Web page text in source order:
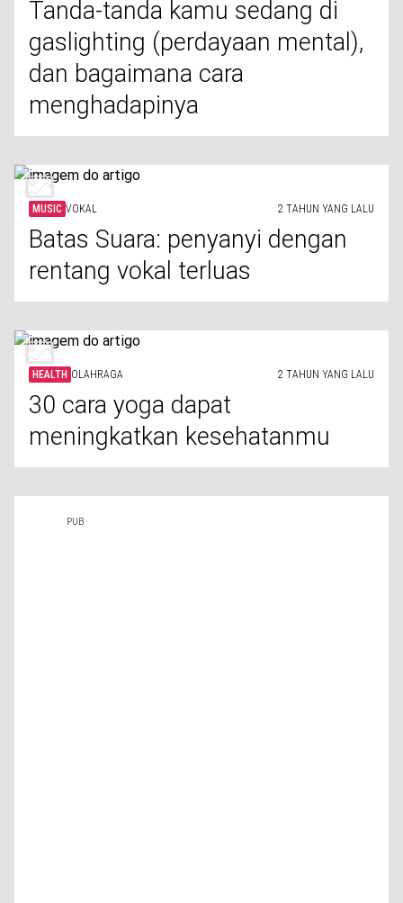
Tanda-tanda kamu sedang di
gaslighting (perdayaan mental),
dan bagaimana cara
menghadapinya
MUSIC VOKAL 2 TAHUN YANG LALU
Batas Suara: penyanyi dengan
rentang vokal terluas
HEALTH OLAHRAGA 2 TAHUN YANG LALU
30 cara yoga dapat
meningkatkan kesehatanmu